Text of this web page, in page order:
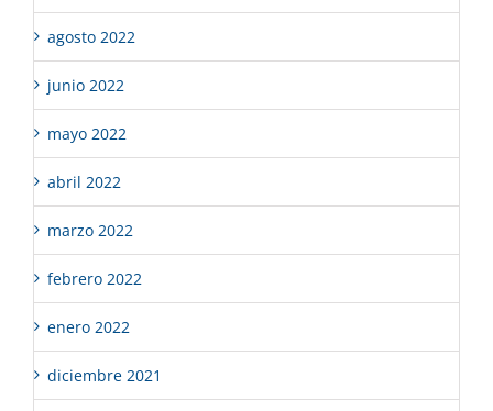
agosto 2022
junio 2022
mayo 2022
abril 2022
marzo 2022
febrero 2022
enero 2022
diciembre 2021